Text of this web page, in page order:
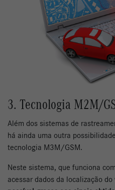
3. Tecnologia M2M/
Além dos sistemas de
há ainda uma outra
tecnologia M3M/GSM.
Neste sistema, que funciona
acessar dados da localização